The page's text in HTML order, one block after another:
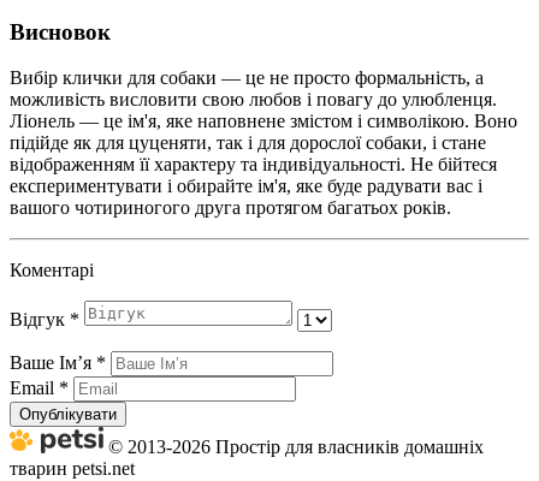
Висновок
Вибір клички для собаки — це не просто формальність, а
можливість висловити свою любов і повагу до улюбленця.
Ліонель — це ім'я, яке наповнене змістом і символікою. Воно
підійде як для цуценяти, так і для дорослої собаки, і стане
відображенням її характеру та індивідуальності. Не бійтеся
експериментувати і обирайте ім'я, яке буде радувати вас і
вашого чотириногого друга протягом багатьох років.
Коментарі
Відгук *
Ваше Імʼя *
Email *
Опублікувати
© 2013-2026 Простір для власників домашніх
тварин petsi.net